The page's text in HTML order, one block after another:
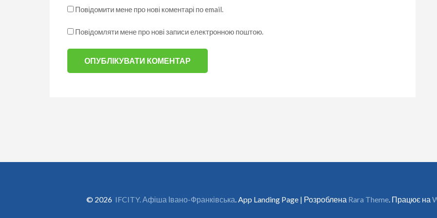
Повідомити мене про нові коментарі по email.
Повідомляти мене про нові записи електронною поштою.
© 2026 IFCITY. Афіша Івано-Франківська. App Landing Page | Розроблена Rara Theme. Працює на